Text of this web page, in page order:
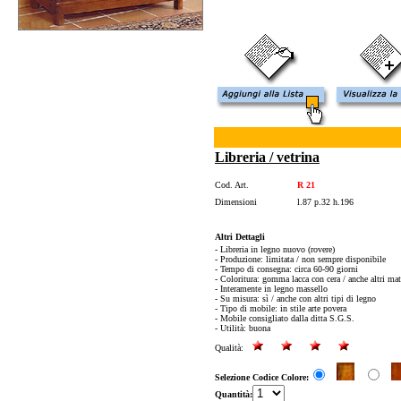
Libreria / vetrina
Cod. Art.
R 21
Dimensioni
l.87 p.32 h.196
Altri Dettagli
- Libreria in legno nuovo (rovere)
- Produzione: limitata / non sempre disponibile
- Tempo di consegna: circa 60-90 giorni
- Coloritura: gomma lacca con cera / anche altri
- Interamente in legno massello
- Su misura: sì / anche con altri tipi di legno
- Tipo di mobile: in stile arte povera
- Mobile consigliato dalla ditta S.G.S.
- Utilità: buona
Qualità:
Selezione Codice Colore:
Quantità: